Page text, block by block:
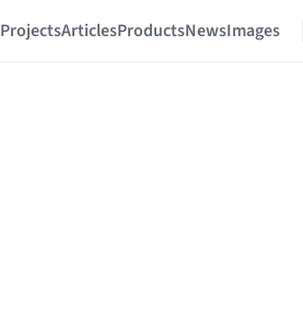
ProjectsArticlesProductsNewsImages